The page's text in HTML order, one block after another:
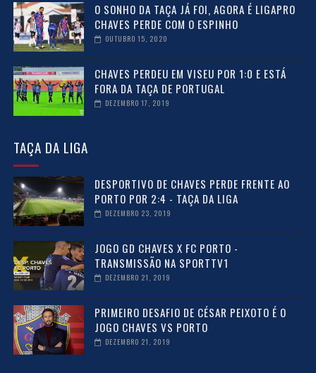
O SONHO DA TAÇA JÁ FOI, AGORA É LIGAPRO
CHAVES PERDE COM O ESPINHO
OUTUBRO 15, 2020
CHAVES PERDEU EM VISEU POR 1:0 E ESTÁ
FORA DA TAÇA DE PORTUGAL
DEZEMBRO 17, 2019
TAÇA DA LIGA
DESPORTIVO DE CHAVES PERDE FRENTE AO
PORTO POR 2:4 - TAÇA DA LIGA
DEZEMBRO 23, 2019
JOGO GD CHAVES X FC PORTO -
TRANSMISSÃO NA SPORTTV1
DEZEMBRO 21, 2019
PRIMEIRO DESAFIO DE CÉSAR PEIXOTO É O
JOGO CHAVES VS PORTO
DEZEMBRO 21, 2019